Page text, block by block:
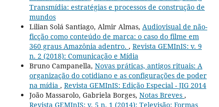
Transmídia: estratégias e processos de construção de
mundos
Lilian Solá Santiago, Almir Almas, Audiovisual de não-
ficção como conteúdo de marca: o caso do filme em
360 graus Amazônia adentro. , Revista GEMInIS: v. 9
n. 2 (2018): Comunicação e Mídia
Bruno Campanella, Novas práticas, antigos rituais: A
organização do cotidiano e as configurações de poder
na mídia , Revista GEMInIS: Edição Especial - JIG 2014
João Massarolo, Gabriela Borges, Notas Breves ,
Revista GEMInIS: v. 5 n. 1 (2014): Televisão: Formas